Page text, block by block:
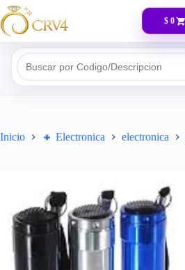
$ 0
Buscar por Codigo/Descripcion
Inicio 🔸​ Electronica electronica